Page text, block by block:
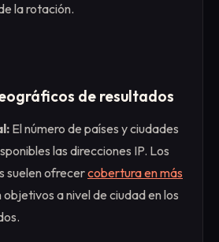
la rotación.
de resultados
El número de países y ciudades
las direcciones IP. Los
suelen ofrecercobertura en más
objetivos a nivel de ciudad en los